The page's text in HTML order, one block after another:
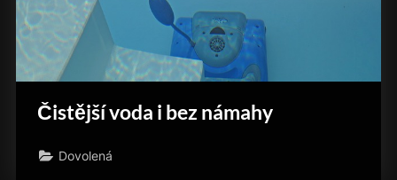
Čistější voda i bez námahy
Dovolená